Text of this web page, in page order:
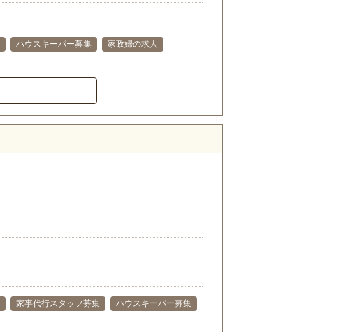
ハウスキーパー募集
家政婦の求人
家事代行スタッフ募集
ハウスキーパー募集